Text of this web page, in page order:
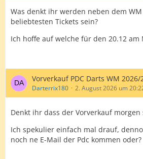
Was denkt ihr werden neben dem
beliebtesten Tickets sein?
Ich hoffe auf welche für den 20.12 am
Vorverkauf PDC Darts WM 2026/
Darterrix180 2. August 2026 um
Denkt ihr dass der Vorverkauf morgen
Ich spekulier einfach mal drauf,
noch ne E-Mail der Pdc kommen oder?